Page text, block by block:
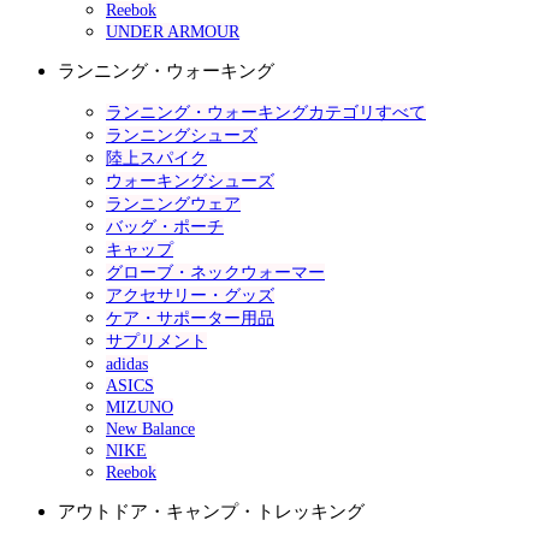
Reebok
UNDER ARMOUR
ランニング・ウォーキング
ランニング・ウォーキングカテゴリすべて
ランニングシューズ
陸上スパイク
ウォーキングシューズ
ランニングウェア
バッグ・ポーチ
キャップ
グローブ・ネックウォーマー
アクセサリー・グッズ
ケア・サポーター用品
サプリメント
adidas
ASICS
MIZUNO
New Balance
NIKE
Reebok
アウトドア・キャンプ・トレッキング